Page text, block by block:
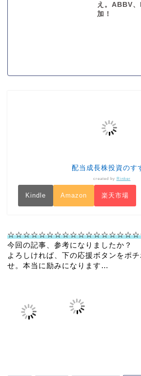
え。ABBV
加！
配当成長株投資のす
created by Rinker
Kindle Amazon 楽天市場
今回の記事、参考になりましたか？
よろしければ、下の応援ボタンをポ
せ。本当に励みになります…